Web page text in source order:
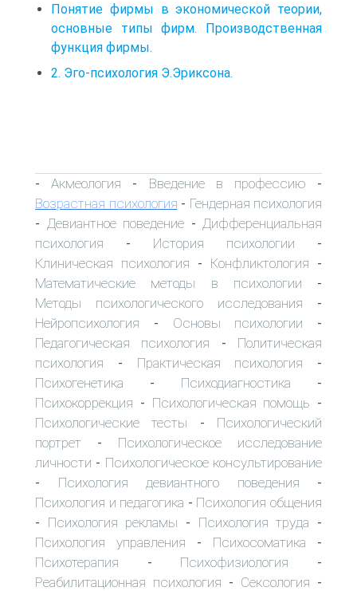
Понятие фирмы в экономической теории,
основные типы фирм. Производственная
функция фирмы.
2. Эго-психология Э.Эриксона.
-Акмеология - Введение в профессию -
Возрастная психология - Гендерная психология
- Девиантное поведение - Дифференциальная
психология - История психологии -
Клиническая психология - Конфликтология -
Математические методы в психологии -
Методы психологического исследования -
Нейропсихология - Основы психологии -
Педагогическая психология - Политическая
психология - Практическая психология -
Психогенетика - Психодиагностика -
Психокоррекция - Психологическая помощь -
Психологические тесты - Психологический
портрет - Психологическое исследование
личности - Психологическое консультирование
- Психология девиантного поведения -
Психология и педагогика - Психология общения
- Психология рекламы - Психология труда -
Психология управления - Психосоматика -
Психотерапия - Психофизиология -
Реабилитационная психология - Сексология -